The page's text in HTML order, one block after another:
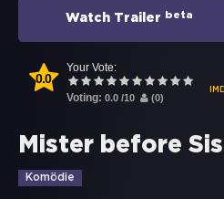
Watch Trailer beta
0.0
Your Vote:
Voting: 0.0 /10 (0)
Mister before
Komödie